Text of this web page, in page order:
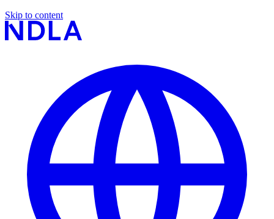
Skip to content